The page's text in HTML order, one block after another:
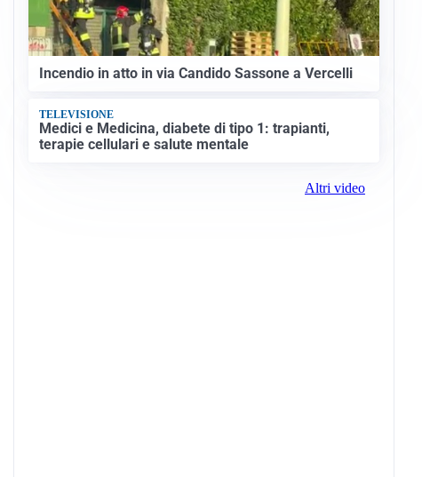
Incendio in atto in via Candido Sassone a Vercelli
TELEVISIONE
Medici e Medicina, diabete di tipo 1: trapianti,
terapie cellulari e salute mentale
Altri video